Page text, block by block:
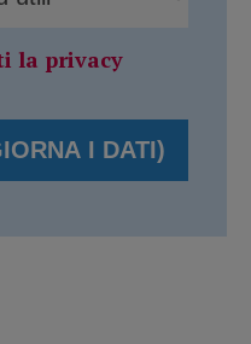
la privacy